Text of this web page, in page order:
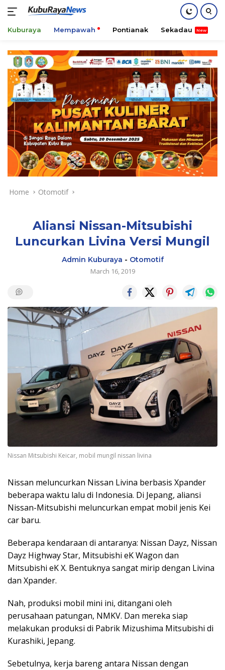
content
Kuburaya Mempawah Pontianak Sekadau
Home Otomotif
Aliansi Nissan-Mitsubishi
Luncurkan Livina Versi Mungil
Admin Kuburaya - Otomotif
March 16, 2019
Nissan Mitsubishi Keicar, mobil mungil nissan livina
Nissan meluncurkan Nissan Livina berbasis Xpander
beberapa waktu lalu di Indonesia. Di Jepang, aliansi
Nissan-Mitsubishi meluncurkan empat mobil jenis Kei
car baru.
Beberapa kendaraan di antaranya: Nissan Dayz, Nissan
Dayz Highway Star, Mitsubishi eK Wagon dan
Mitsubishi eK X. Bentuknya sangat mirip dengan Livina
dan Xpander.
Nah, produksi mobil mini ini, ditangani oleh
perusahaan patungan, NMKV. Dan mereka siap
melakukan produksi di Pabrik Mizushima Mitsubishi di
Kurashiki, Jepang.
Sebetulnya, kerja bareng antara Nissan dengan